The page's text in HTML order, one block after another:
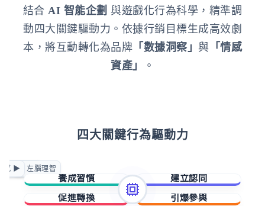
結合 AI 智能企劃 與遊戲化行為科學，精準調
動四大關鍵驅動力。依據行銷目標生成高效劇
本，將互動轉化為品牌 「數據洞察」 與 「情感
資產」
。
四大關鍵行為驅動力
正向賦能
急迫驅動
◀ 左腦理智
感 ▶
養成習慣
擁有與成就
建立認同
歸屬與賦能
促進轉換 引爆參與